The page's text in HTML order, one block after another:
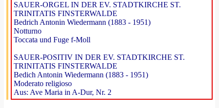
SAUER-ORGEL IN DER EV. STADTKIRCHE ST.
TRINITATIS FINSTERWALDE
Bedrich Antonin Wiedermann (1883 - 1951)
Notturno
Toccata und Fuge f-Moll
SAUER-POSITIV IN DER EV. STADTKIRCHE ST.
TRINITATIS FINSTERWALDE
Bedich Antonin Wiedermann (1883 - 1951)
Moderato religioso
Aus: Ave Maria in A-Dur, Nr. 2